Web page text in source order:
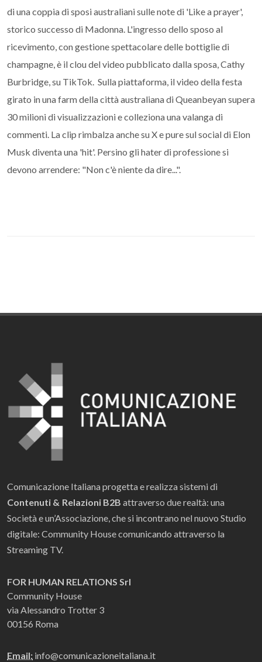
di una coppia di sposi australiani sulle note di 'Like a prayer',
storico successo di Madonna. L'ingresso dello sposo al
ricevimento, con gestione spettacolare delle bottiglie di
champagne, è il clou del video pubblicato dalla sposa, Cathy
Burbridge, su TikTok. Sulla piattaforma, il video della festa
girato in una farm della città australiana di Queanbeyan supera
30 milioni di visualizzazioni e colleziona una valanga di
commenti. La clip rimbalza anche su X e pure sul social di Elon
Musk diventa una 'hit'. Persino gli hater di professione si
devono arrendere: "Non c'è niente da dire...".
Comunicazione Italiana progetta e realizza sistemi di
Contenuti & Relazioni B2B attraverso due realtà: una
Società e un’Associazione, che si incontrano nel nuovo Studio
digitale: Community House comunicando attraverso la
Streaming TV.
FOR HUMAN RELATIONS Srl
Community House
via Alessandro Trotter 3
00156 Roma
Email: info@comunicazioneitaliana.it